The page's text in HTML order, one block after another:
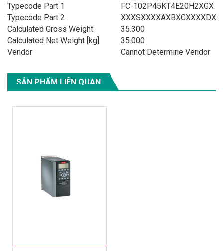
Typecode Part 1
FC-102P45KT4E20H2XGX
Typecode Part 2
XXXSXXXXAXBXCXXXXDX
Calculated Gross Weight
35.300
Calculated Net Weight [kg]
35.000
Vendor
Cannot Determine Vendor
SẢN PHẨM LIÊN QUAN